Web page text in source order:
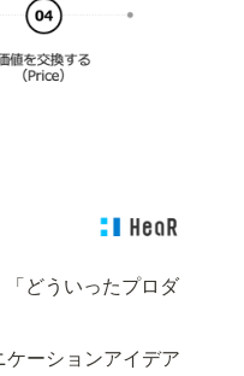
どういったプロダ
ーションアイデア